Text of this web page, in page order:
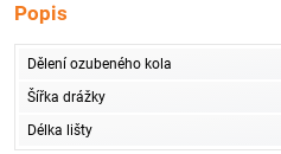
Popis
Dělení ozubeného kola
Šířka drážky
Délka lišty